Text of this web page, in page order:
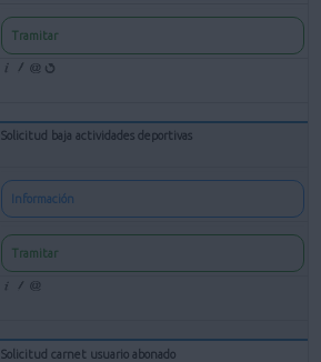
Tramitar
Solicitud baja actividades deportivas
Información
Tramitar
Solicitud carnet usuario abonado